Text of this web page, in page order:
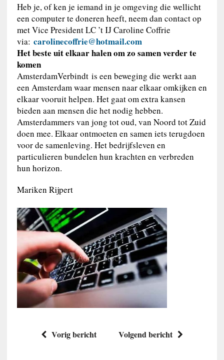
Heb je, of ken je iemand in je omgeving die wellicht
een computer te doneren heeft, neem dan contact op
met Vice President LC ’t IJ Caroline Coffrie
via: carolinecoffrie@hotmail.com
Het beste uit elkaar halen om zo samen verder te
komen
AmsterdamVerbindt is een beweging die werkt aan
een Amsterdam waar mensen naar elkaar omkijken en
elkaar vooruit helpen. Het gaat om extra kansen
bieden aan mensen die het nodig hebben.
Amsterdammers van jong tot oud, van Noord tot Zuid
doen mee. Elkaar ontmoeten en samen iets terugdoen
voor de samenleving. Het bedrijfsleven en
particulieren bundelen hun krachten en verbreden
hun horizon.
Mariken Rijpert
Vorig bericht Volgend bericht